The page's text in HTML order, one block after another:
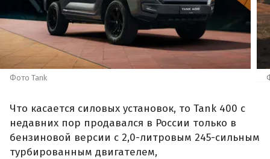
Фото Tank
Что касается силовых установок, то Tank 400 с
недавних пор продавался в России только в
бензиновой версии с 2,0-литровым 245-сильным
турбированным двигателем,